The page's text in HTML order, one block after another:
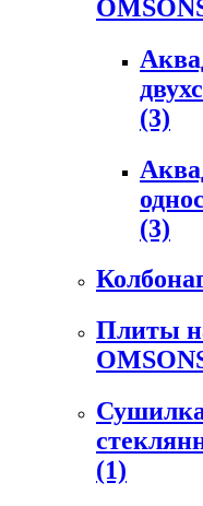
(3)
(3)
Плиты
(1)